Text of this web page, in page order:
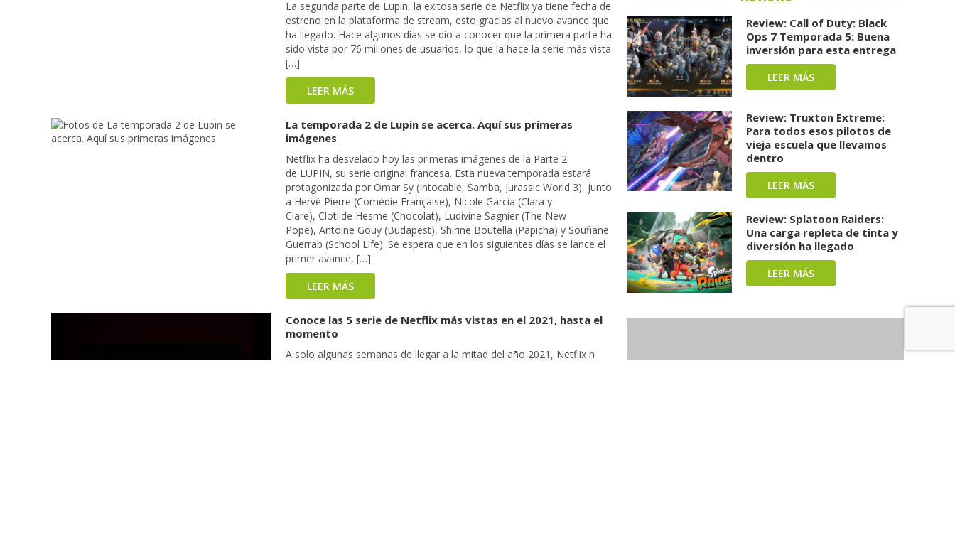
La segunda parte de Lupin, la exitosa serie de Netflix ya tiene fecha de
estreno en la plataforma de stream, esto gracias al nuevo avance que
ha llegado. Hace algunos días se dio a conocer que la primera parte ha
sido vista por 76 millones de usuarios, lo que la hace la serie más vista
[…]
LEER MÁS
La temporada 2 de Lupin se acerca. Aquí sus primeras
imágenes
Netflix ha desvelado hoy las primeras imágenes de la Parte 2
de LUPIN, su serie original francesa. Esta nueva temporada estará
protagonizada por Omar Sy (Intocable, Samba, Jurassic World 3) junto
a Hervé Pierre (Comédie Française), Nicole Garcia (Clara y
Clare), Clotilde Hesme (Chocolat), Ludivine Sagnier (The New
Pope), Antoine Gouy (Budapest), Shirine Boutella (Papicha) y Soufiane
Guerrab (School Life). Se espera que en los siguientes días se lance el
primer avance, […]
LEER MÁS
Conoce las 5 serie de Netflix más vistas en el 2021, hasta el
momento
A solo algunas semanas de llegar a la mitad del año 2021, Netflix h
Review: Call of Duty: Black
Ops 7 Temporada 5: Buena
inversión para esta entrega
LEER MÁS
Review: Truxton Extreme:
Para todos esos pilotos de
vieja escuela que llevamos
dentro
LEER MÁS
Review: Splatoon Raiders:
Una carga repleta de tinta y
diversión ha llegado
LEER MÁS